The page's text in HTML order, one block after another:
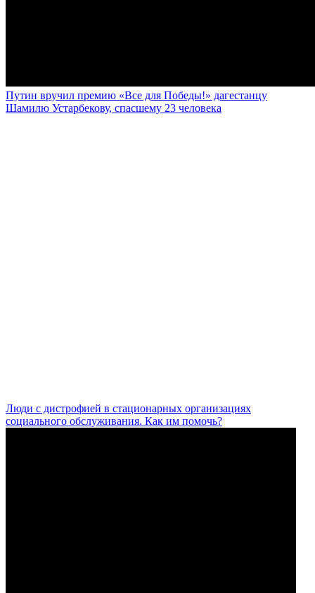
Путин вручил премию «Все для Победы!» дагестанцу
Шамилю Устарбекову, спасшему 23 человека
Люди с дистрофией в стационарных организациях
социального обслуживания. Как им помочь?